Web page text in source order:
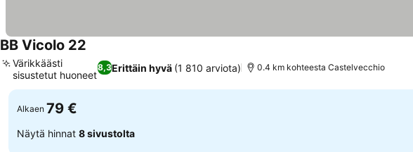
BB Vicolo 22
8,3Erittäin hyvä (1 810 arviota)
Värikkäästi
sisustetut huoneet
0.4 km kohteesta Castelvecchio
Alkaen 79 €
Näytä hinnat 8 sivustolta